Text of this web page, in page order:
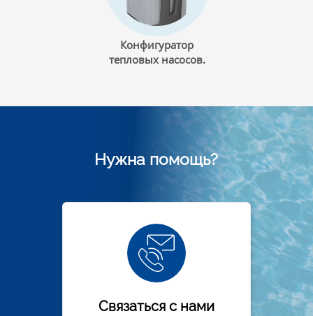
Конфигуратор
тепловых насосов.
Нужна помощь?
Связаться с нами